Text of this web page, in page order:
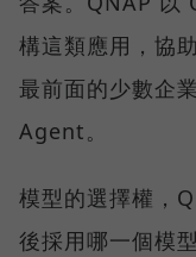
構這類應用，協
最前面的少數企
Agent。
模型的選擇權，
後採用哪一個模